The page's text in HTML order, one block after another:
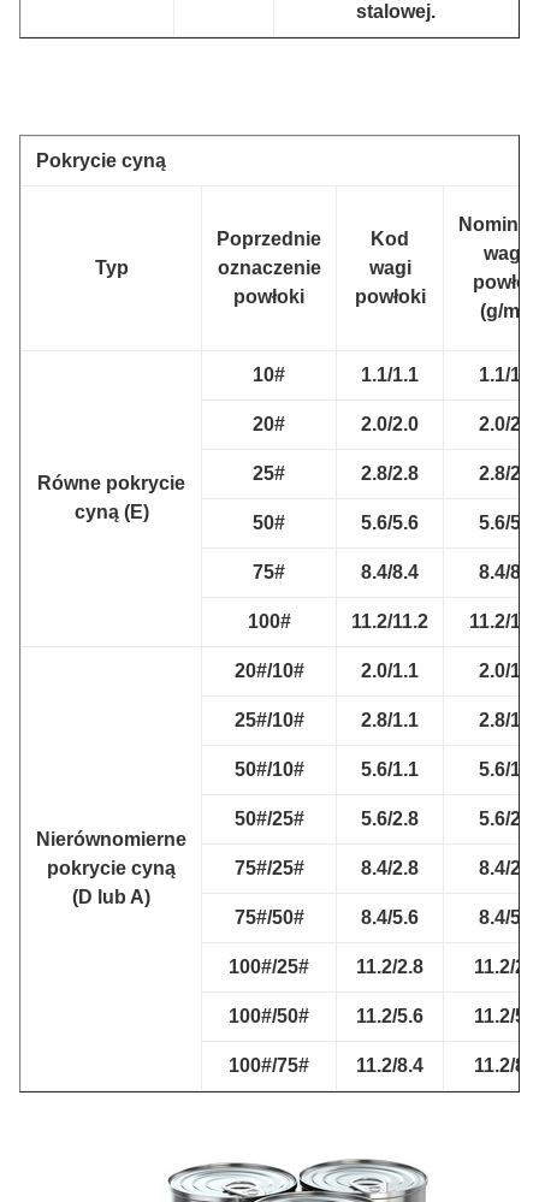
stalowej.
Pokrycie cyną
Typ
Poprzednie
oznaczenie
powłoki
Kod
wagi
powłoki
waga
(g/m2)
Równe pokrycie
cyną (E)
10# 1.1/1.1 1.1/1.1
20# 2.0/2.0 2.0/2.0
25# 2.8/2.8 2.8/2.8
50# 5.6/5.6 5.6/5.6
75# 8.4/8.4 8.4/8.4
100# 11.2/11.2 11.2/
Nierównomierne
pokrycie cyną
(D lub A)
20#/10# 2.0/1.1 2.0/1.1
25#/10# 2.8/1.1 2.8/1.1
50#/10# 5.6/1.1 5.6/1.1
50#/25# 5.6/2.8 5.6/2.8
75#/25# 8.4/2.8 8.4/2.8
75#/50# 8.4/5.6 8.4/5.6
100#/25# 11.2/2.8 11.2/
100#/50# 11.2/5.6 11.2/
100#/75# 11.2/8.4 11.2/